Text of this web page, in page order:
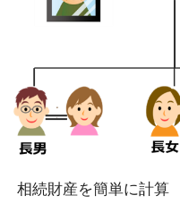
相続財産を簡単に計